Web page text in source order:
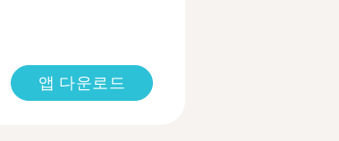
앱 다운로드